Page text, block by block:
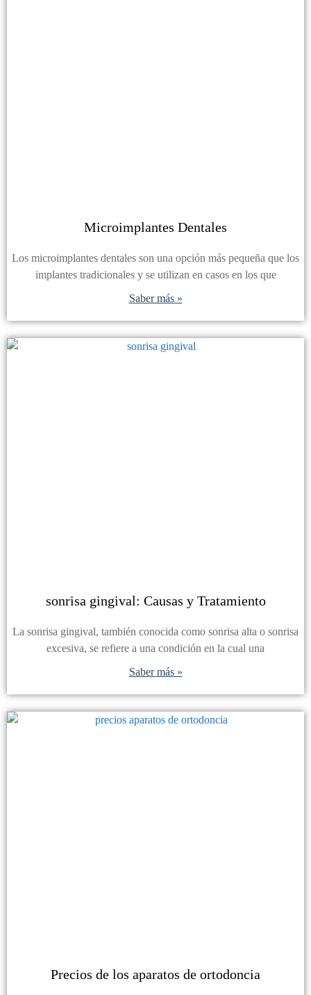
Microimplantes Dentales
Los microimplantes dentales son una opción más pequeña que los
implantes tradicionales y se utilizan en casos en los que
Saber más »
sonrisa gingival: Causas y Tratamiento
La sonrisa gingival, también conocida como sonrisa alta o sonrisa
excesiva, se refiere a una condición en la cual una
Saber más »
Precios de los aparatos de ortodoncia